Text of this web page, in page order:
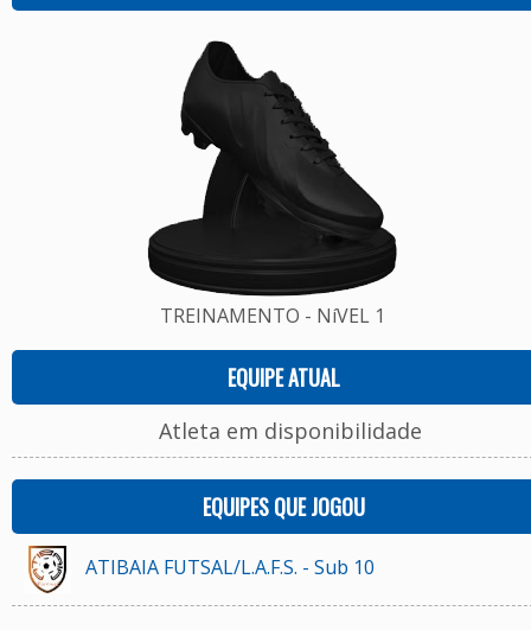
TREINAMENTO - NíVEL 1
EQUIPE ATUAL
Atleta em disponibilidade
EQUIPES QUE JOGOU
ATIBAIA FUTSAL/L.A.F.S. - Sub 10